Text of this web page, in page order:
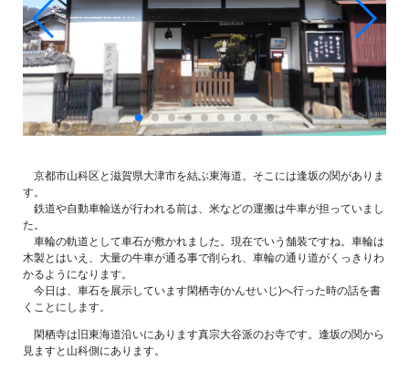
京都市山科区と滋賀県大津市を結ぶ東海道。そこには逢坂の関がありま
す。
鉄道や自動車輸送が行われる前は、米などの運搬は牛車が担っていまし
た。
車輪の軌道として車石が敷かれました。現在でいう舗装ですね。車輪は
木製とはいえ、大量の牛車が通る事で削られ、車輪の通り道がくっきりわ
かるようになります。
今日は、車石を展示しています閑栖寺(かんせいじ)へ行った時の話を書
くことにします。
閑栖寺は旧東海道沿いにあります真宗大谷派のお寺です。逢坂の関から
見ますと山科側にあります。